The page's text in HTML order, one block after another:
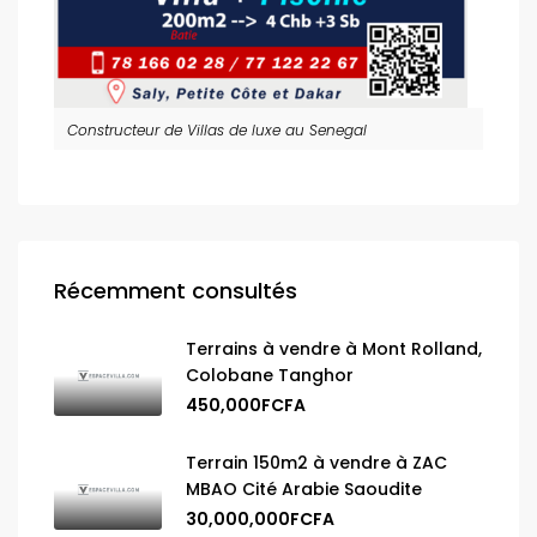
Constructeur de Villas de luxe au Senegal
Récemment consultés
Terrains à vendre à Mont Rolland,
Colobane Tanghor
450,000FCFA
Terrain 150m2 à vendre à ZAC
MBAO Cité Arabie Saoudite
30,000,000FCFA